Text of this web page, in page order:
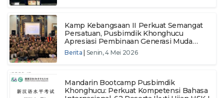
Kamp Kebangsaan II Perkuat Semangat
Persatuan, Pusbimdik Khonghucu
Apresiasi Pembinaan Generasi Muda
Lintas Iman
Berita Senin, 4 Mei 2026
Mandarin Bootcamp Pusbimdik
Khonghucu: Perkuat Kompetensi Bahasa